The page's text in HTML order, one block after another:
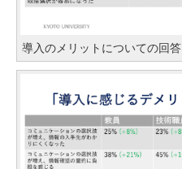
導入のメリットについての回答